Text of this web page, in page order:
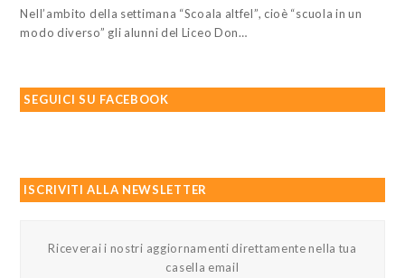
Nell’ambito della settimana “Scoala altfel”, cioè “scuola in un
modo diverso” gli alunni del Liceo Don…
SEGUICI SU FACEBOOK
ISCRIVITI ALLA NEWSLETTER
Riceverai i nostri aggiornamenti direttamente nella tua
casella email